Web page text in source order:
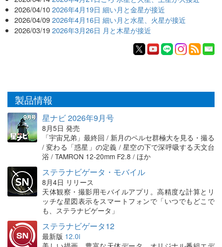
2026/04/10 2026年4月19日 細い月と金星が接近
2026/04/09 2026年4月16日 細い月と水星、火星が接近
2026/03/19 2026年3月26日 月と木星が接近
製品情報
星ナビ 2026年9月号
8月5日 発売
「宇宙兄弟」最終回 / 新月のペルセ群極大を見る・撮る
/ 変わる「惑星」の定義 / 星空の下で深呼吸する天文台
浴 / TAMRON 12-20mm F2.8 / ほか
ステラナビゲータ・モバイル
8月4日 リリース
天体観察・撮影用モバイルアプリ。高精度な計算とリ
ッチな星図表示をスマートフォンで「いつでもどこで
も、ステラナビゲータ」
ステラナビゲータ12
最新版 12.0i